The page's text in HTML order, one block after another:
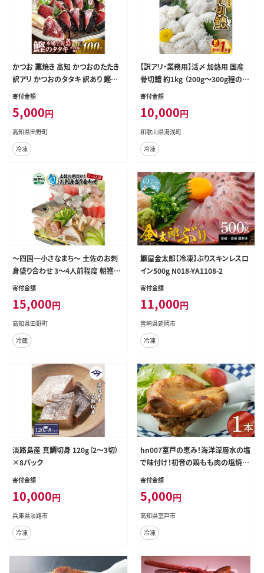
かつお 藁焼き 高知 かつおのたたき
訳アリ かつおのタタキ 訳あり 鰹の
たたき 高知 400g 冷凍 タレ おろし
本場 たたき かつお カツオのタタキ
カツオ 藁焼き 高知 規格外 不揃い
傷 人気 海鮮 【四国一小さなまち】≪
ヤマシン≫
寄付金額
5,000円
高知県田野町
冷凍
【訳アリ・業務用】活〆 加熱用 国産
骨切鱧 約1kg （200g〜300g程の大
きさの鱧を3〜5匹）_SD1009
寄付金額
10,000円
和歌山県湯浅町
冷凍
～四国一小さなまち～ 土佐のお刺
身盛り合わせ 3～4人前程度 朝獲れ
旬 さしみ 調理済み 鮮魚 魚 魚介 海
任せ お取り寄せ
寄付金額
15,000円
高知県田野町
冷蔵
鰤屋金太郎【冷凍】ぶりスキンレスロ
イン500g N018-YA1108-2
寄付金額
11,000円
宮崎県延岡市
冷凍
淡路島産 真鯛切身 120g（2～3切）
×8パック
寄付金額
10,000円
兵庫県淡路市
冷凍
hn007室戸の恵み！海洋深層水の塩
で味付け！初音の鶏もも肉の塩焼き
【１本】
寄付金額
5,000円
高知県室戸市
冷凍